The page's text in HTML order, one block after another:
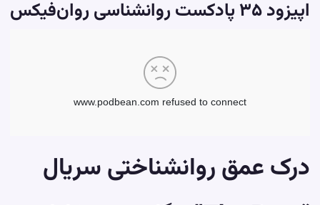
اپیزود ۳۵ پادکست روانشناسی روان‌فیکس
درک عمق روانشناختی سریال